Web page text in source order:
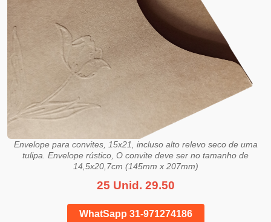
Envelope para convites, 15x21, incluso alto relevo seco de uma
tulipa. Envelope rústico, O convite deve ser no tamanho de
14,5x20,7cm (145mm x 207mm)
25 Unid. 29.50
WhatSapp 31-971274186